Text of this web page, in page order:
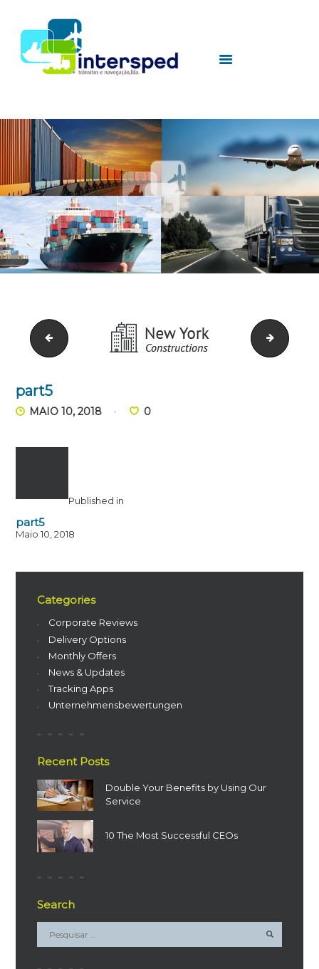
SOBRE NÓS
SERVIÇOS
UTILIDADES
CONTACTOS
part4-hover part5-
part5
MAIO 10, 2018 0
Published in
part5
Maio 10, 2018
Categories
Corporate Reviews
Delivery Options
Monthly Offers
News & Updates
Tracking Apps
Unternehmensbewertungen
Recent Posts
Double Your Benefits by Using Our
Service
10 The Most Successful CEOs
Search